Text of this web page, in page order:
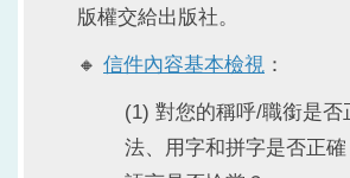
版權交給出版社。
🔸 信件內容基本檢視 ：
(1) 對您的稱呼/職銜是否
法、用字和拼字是否正